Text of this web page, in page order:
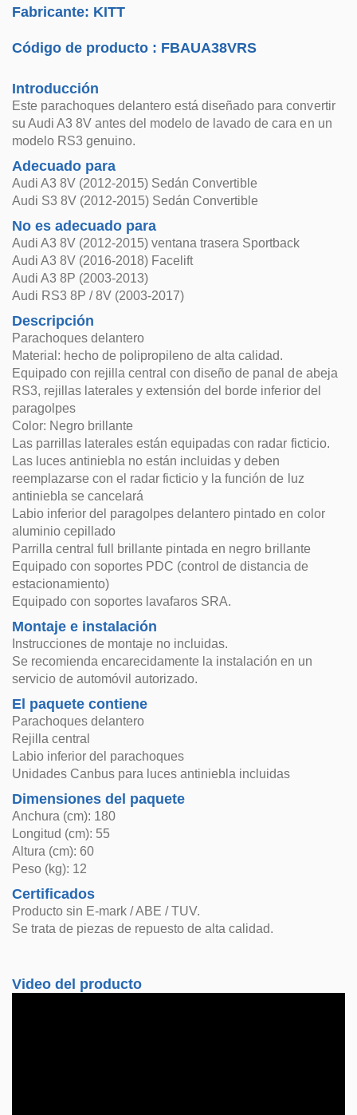
Fabricante: KITT
Código de producto : FBAUA38VRS
Introducción
Este parachoques delantero está diseñado para convertir
su Audi A3 8V antes del modelo de lavado de cara en un
modelo RS3 genuino.
Adecuado para
Audi A3 8V (2012-2015) Sedán Convertible
Audi S3 8V (2012-2015) Sedán Convertible
No es adecuado para
Audi A3 8V (2012-2015) ventana trasera Sportback
Audi A3 8V (2016-2018) Facelift
Audi A3 8P (2003-2013)
Audi RS3 8P / 8V (2003-2017)
Descripción
Parachoques delantero
Material: hecho de polipropileno de alta calidad.
Equipado con rejilla central con diseño de panal de abeja
RS3, rejillas laterales y extensión del borde inferior del
paragolpes
Color: Negro brillante
Las parrillas laterales están equipadas con radar ficticio.
Las luces antiniebla no están incluidas y deben
reemplazarse con el radar ficticio y la función de luz
antiniebla se cancelará
Labio inferior del paragolpes delantero pintado en color
aluminio cepillado
Parrilla central full brillante pintada en negro brillante
Equipado con soportes PDC (control de distancia de
estacionamiento)
Equipado con soportes lavafaros SRA.
Montaje e instalación
Instrucciones de montaje no incluidas.
Se recomienda encarecidamente la instalación en un
servicio de automóvil autorizado.
El paquete contiene
Parachoques delantero
Rejilla central
Labio inferior del parachoques
Unidades Canbus para luces antiniebla incluidas
Dimensiones del paquete
Anchura (cm): 180
Longitud (cm): 55
Altura (cm): 60
Peso (kg): 12
Certificados
Producto sin E-mark / ABE / TUV.
Se trata de piezas de repuesto de alta calidad.
Video del producto